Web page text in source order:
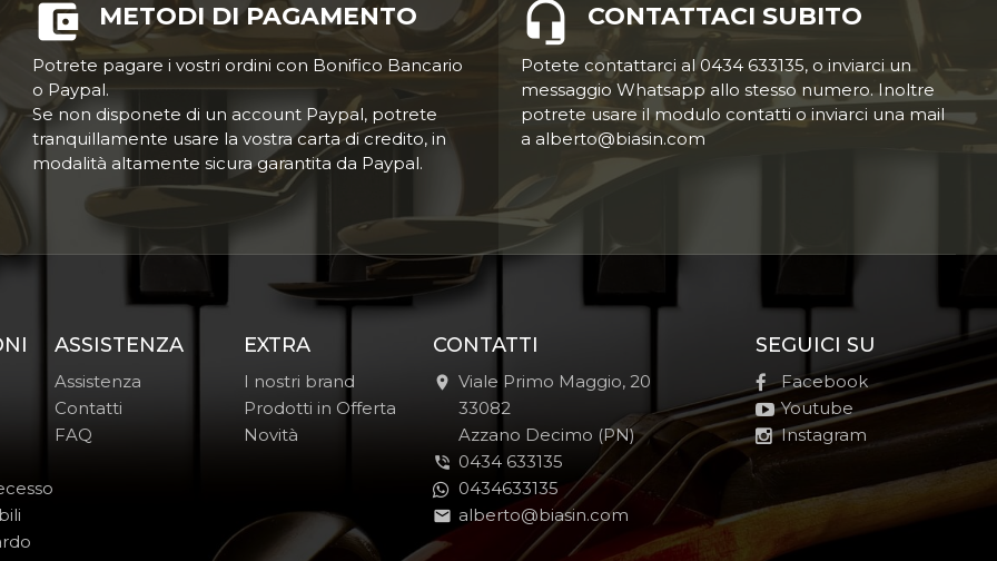
METODI DI PAGAMENTO
Potrete pagare i vostri ordini con Bonifico Bancario
o Paypal.
Se non disponete di un account Paypal, potrete
tranquillamente usare la vostra carta di credito, in
modalità altamente sicura garantita da Paypal.
CONTATTACI SUBITO
Potete contattarci al 0434 633135, o inviarci un
messaggio Whatsapp allo stesso numero. Inoltre
potrete usare il modulo contatti o inviarci una mail
a alberto@biasin.com
ASSISTENZA
Assistenza
Contatti
FAQ
EXTRA
I nostri brand
Prodotti in Offerta
Novità
CONTATTI
Viale Primo Maggio, 20
-
33082
-
Azzano Decimo (PN)
0434 633135
0434633135
alberto@biasin.com
SEGUICI SU
Facebook
Youtube
Instagram